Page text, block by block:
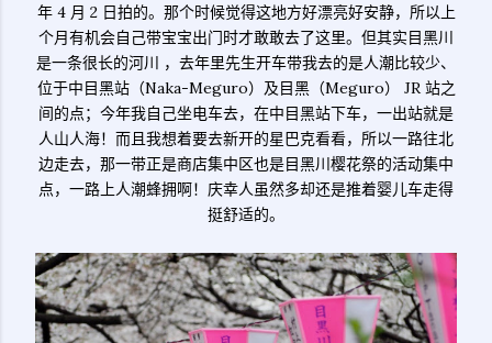
年 4 月 2 日拍的。那个时候觉得这地方好漂亮好安静，所以上
个月有机会自己带宝宝出门时才敢敢去了这里。但其实目黑川
是一条很长的河川 ，去年里先生开车带我去的是人潮比较少、
位于中目黑站（Naka-Meguro）及目黑（Meguro） JR 站之
间的点；今年我自己坐电车去，在中目黑站下车，一出站就是
人山人海！而且我想着要去新开的星巴克看看，所以一路往北
边走去，那一带正是商店集中区也是目黑川樱花祭的活动集中
点，一路上人潮蜂拥啊！庆幸人虽然多却还是推着婴儿车走得
挺舒适的。